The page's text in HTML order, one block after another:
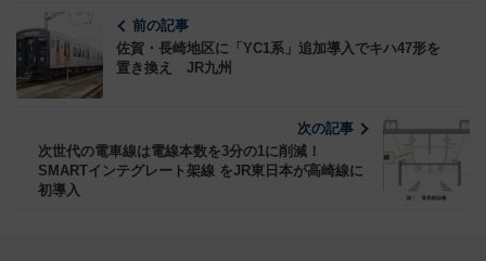
前の記事
佐賀・長崎地区に「YC1系」追加導入でキハ47形を
置き換え JR九州
次の記事
次世代の電車線は電線本数を3分の1に削減！
SMARTインテグレート架線 をJR東日本が高崎線に
初導入